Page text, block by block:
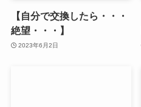
【自分で交換したら・・・
絶望・・・】
2023年6月2日